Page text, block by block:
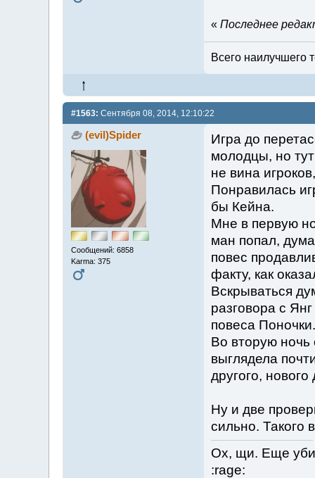
« Последнее
Всего наилучшего
#1563: Сентября 08, 2014, 12:10:22
(evil)Spider
Сообщений: 6858
Karma: 375
Игра до
молодцы, но
не вина
Понравилась
бы Кейна.
Мне в первую
ман попал,
повес
факту, как
Вскрываться
разговора с
повеса Поночки.
Во вторую ночь
выглядела
другого,
Ну и две
сильно. Такого
Ох, щи. Еще
:rage: